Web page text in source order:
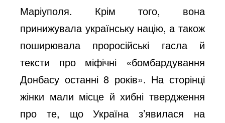
Маріуполя. Крім того, вона
принижувала українську націю, а також
поширювала проросійські гасла й
тексти про міфічні «бомбардування
Донбасу останні 8 років». На сторінці
жінки мали місце й хибні твердження
про те, що Україна з’явилася на